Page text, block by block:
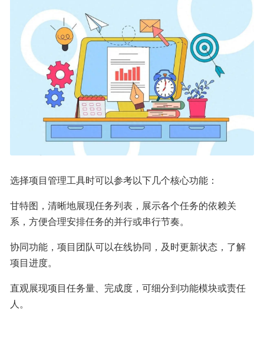
选择项目管理工具时可以参考以下几个核心功能：
甘特图，清晰地展现任务列表，展示各个任务的依赖关
系，方便合理安排任务的并行或串行节奏。
协同功能，项目团队可以在线协同，及时更新状态，了解
项目进度。
直观展现项目任务量、完成度，可细分到功能模块或责任
人。